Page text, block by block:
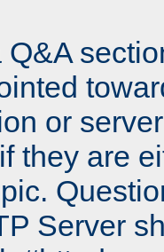
or
they are
Server